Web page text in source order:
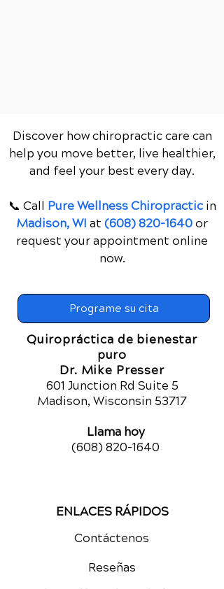
Discover how chiropractic care can
help you move better, live healthier,
and feel your best every day.
📞 Call Pure Wellness Chiropractic in
Madison, WI at (608) 820-1640or
request your appointment online
now.
Programe su cita
Quiropráctica de bienestar
puro
Dr. Mike Presser
601 Junction Rd Suite 5
Madison, Wisconsin 53717
Llama hoy
(608) 820-1640
ENLACES RÁPIDOS
Contáctenos
Reseñas